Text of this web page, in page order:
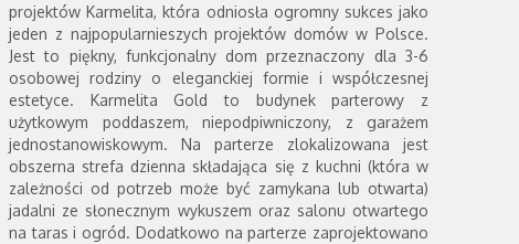
projektów Karmelita, która odniosła ogromny sukces jako
jeden z najpopularnieszych projektów domów w Polsce.
Jest to piękny, funkcjonalny dom przeznaczony dla 3-6
osobowej rodziny o eleganckiej formie i współczesnej
estetyce. Karmelita Gold to budynek parterowy z
użytkowym poddaszem, niepodpiwniczony, z garażem
jednostanowiskowym. Na parterze zlokalizowana jest
obszerna strefa dzienna składająca się z kuchni (która w
zależności od potrzeb może być zamykana lub otwarta)
jadalni ze słonecznym wykuszem oraz salonu otwartego
na taras i ogród. Dodatkowo na parterze zaprojektowano